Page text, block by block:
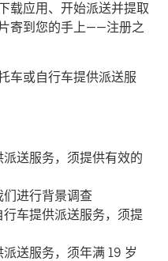
载应用、开始派送并提取
寄到您的手上——注册之
车或自行车提供派送服
送服务，须提供有效的
进行背景调查
车提供派送服务，须提
送服务，须年满 19 岁